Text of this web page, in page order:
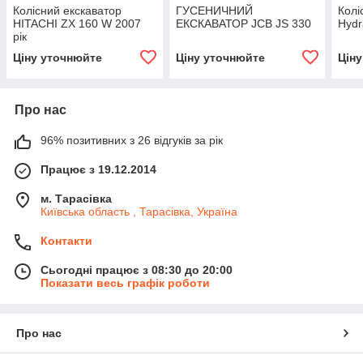
Колісний екскаватор
HITACHI ZX 160 W 2007
рік
Ціну уточнюйте
ГУСЕНИЧНИЙ
ЕКСКАВАТОР JCB JS 330
Ціну уточнюйте
Про нас
96% позитивних з 26 відгуків за рік
Працює з 19.12.2014
м. Тарасівка
Київська область , Тарасівка, Україна
Контакти
Сьогодні працює з 08:30 до 20:00
Показати весь графік роботи
Про нас